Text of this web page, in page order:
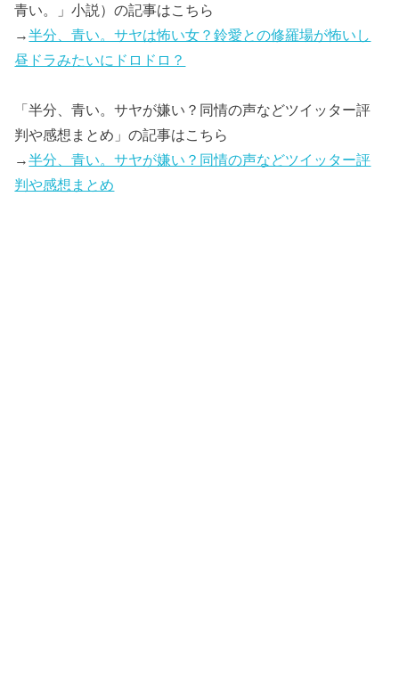
青い。」小説）の記事はこちら
→半分、青い。サヤは怖い女？鈴愛との修羅場が怖いし
昼ドラみたいにドロドロ？
「半分、青い。サヤが嫌い？同情の声などツイッター評
判や感想まとめ」の記事はこちら
→半分、青い。サヤが嫌い？同情の声などツイッター評
判や感想まとめ